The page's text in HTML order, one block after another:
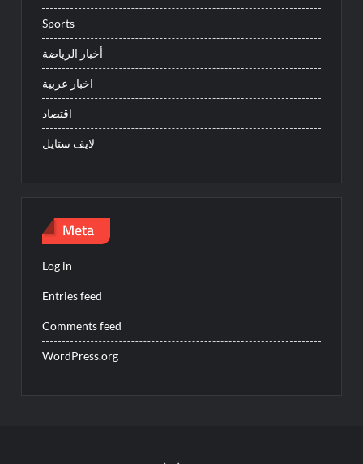
Sports
أخبار الرياضة
اخبار عربية
اقتصاد
لايف ستايل
Meta
Log in
Entries feed
Comments feed
WordPress.org